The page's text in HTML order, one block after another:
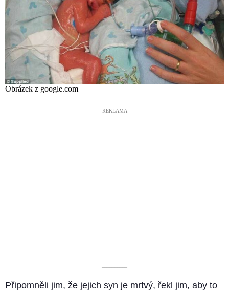
Obrázek z google.com
––––– REKLAMA –––––
––––––––––
Připomněli jim, že jejich syn je mrtvý, řekl jim, aby to